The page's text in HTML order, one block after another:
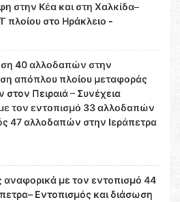
στην Κέα και στη Χαλκίδα–
στο Ηράκλειο -
40 αλλοδαπών στην
απόπλου πλοίου μεταφοράς
Πειραιά – Συνέχεια
τον εντοπισμό 33 αλλοδαπών
47 αλλοδαπών στην Ιεράπετρα
με τον εντοπισμό 44
Εντοπισμός και διάσωση